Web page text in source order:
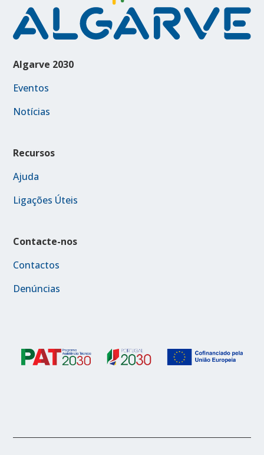
Algarve 2030
Eventos
Notícias
Recursos
Ajuda
Ligações Úteis
Contacte-nos
Contactos
Denúncias